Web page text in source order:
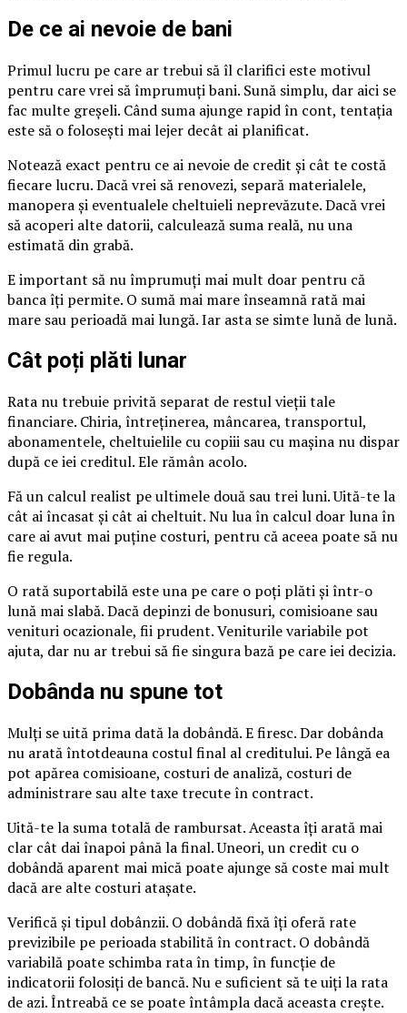
De ce ai nevoie de bani
Primul lucru pe care ar trebui să îl clarifici este motivul
pentru care vrei să împrumuți bani. Sună simplu, dar aici se
fac multe greșeli. Când suma ajunge rapid în cont, tentația
este să o folosești mai lejer decât ai planificat.
Notează exact pentru ce ai nevoie de credit și cât te costă
fiecare lucru. Dacă vrei să renovezi, separă materialele,
manopera și eventualele cheltuieli neprevăzute. Dacă vrei
să acoperi alte datorii, calculează suma reală, nu una
estimată din grabă.
E important să nu împrumuți mai mult doar pentru că
banca îți permite. O sumă mai mare înseamnă rată mai
mare sau perioadă mai lungă. Iar asta se simte lună de lună.
Cât poți plăti lunar
Rata nu trebuie privită separat de restul vieții tale
financiare. Chiria, întreținerea, mâncarea, transportul,
abonamentele, cheltuielile cu copiii sau cu mașina nu dispar
după ce iei creditul. Ele rămân acolo.
Fă un calcul realist pe ultimele două sau trei luni. Uită-te la
cât ai încasat și cât ai cheltuit. Nu lua în calcul doar luna în
care ai avut mai puține costuri, pentru că aceea poate să nu
fie regula.
O rată suportabilă este una pe care o poți plăti și într-o
lună mai slabă. Dacă depinzi de bonusuri, comisioane sau
venituri ocazionale, fii prudent. Veniturile variabile pot
ajuta, dar nu ar trebui să fie singura bază pe care iei decizia.
Dobânda nu spune tot
Mulți se uită prima dată la dobândă. E firesc. Dar dobânda
nu arată întotdeauna costul final al creditului. Pe lângă ea
pot apărea comisioane, costuri de analiză, costuri de
administrare sau alte taxe trecute în contract.
Uită-te la suma totală de rambursat. Aceasta îți arată mai
clar cât dai înapoi până la final. Uneori, un credit cu o
dobândă aparent mai mică poate ajunge să coste mai mult
dacă are alte costuri atașate.
Verifică și tipul dobânzii. O dobândă fixă îți oferă rate
previzibile pe perioada stabilită în contract. O dobândă
variabilă poate schimba rata în timp, în funcție de
indicatorii folosiți de bancă. Nu e suficient să te uiți la rata
de azi. Întreabă ce se poate întâmpla dacă aceasta crește.